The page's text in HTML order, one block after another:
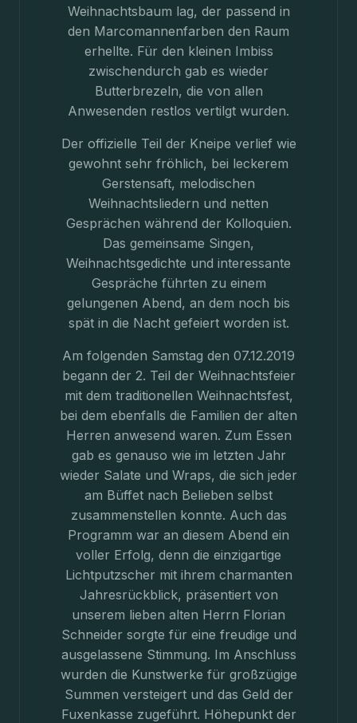
Weihnachtsbaum lag, der passend in
den Marcomannenfarben den Raum
erhellte. Für den kleinen Imbiss
zwischendurch gab es wieder
Butterbrezeln, die von allen
Anwesenden restlos vertilgt wurden.
Der offizielle Teil der Kneipe verlief wie
gewohnt sehr fröhlich, bei leckerem
Gerstensaft, melodischen
Weihnachtsliedern und netten
Gesprächen während der Kolloquien.
Das gemeinsame Singen,
Weihnachtsgedichte und interessante
Gespräche führten zu einem
gelungenen Abend, an dem noch bis
spät in die Nacht gefeiert worden ist.
Am folgenden Samstag den 07.12.2019
begann der 2. Teil der Weihnachtsfeier
mit dem traditionellen Weihnachtsfest,
bei dem ebenfalls die Familien der alten
Herren anwesend waren. Zum Essen
gab es genauso wie im letzten Jahr
wieder Salate und Wraps, die sich jeder
am Büffet nach Belieben selbst
zusammenstellen konnte. Auch das
Programm war an diesem Abend ein
voller Erfolg, denn die einzigartige
Lichtputzscher mit ihrem charmanten
Jahresrückblick, präsentiert von
unserem lieben alten Herrn Florian
Schneider sorgte für eine freudige und
ausgelassene Stimmung. Im Anschluss
wurden die Kunstwerke für großzügige
Summen versteigert und das Geld der
Fuxenkasse zugeführt. Höhepunkt der